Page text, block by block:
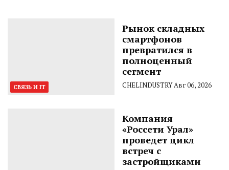
СВЯЗЬ И IT
Рынок складных
смартфонов
превратился в
полноценный
сегмент
CHELINDUSTRYАвг 06, 2026
Компания
«Россети Урал»
проведет цикл
встреч с
застройщиками